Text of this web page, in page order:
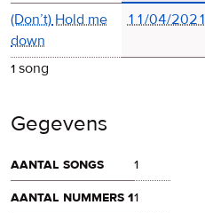
(Don’t) Hold me
down
11/04/2021
1 song
Gegevens
aantal songs
1
aantal nummers 11